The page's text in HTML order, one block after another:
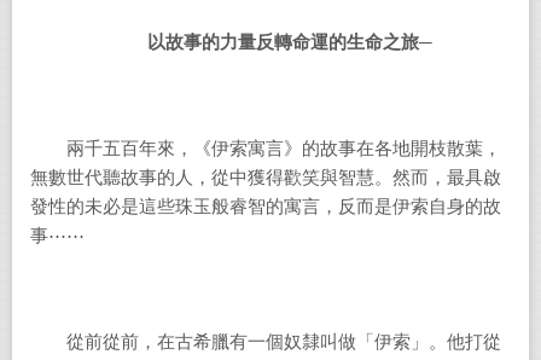
以故事的力量反轉命運的生命之旅─
兩千五百年來，《伊索寓言》的故事在各地開枝散葉，
無數世代聽故事的人，從中獲得歡笑與智慧。然而，最具啟
發性的未必是這些珠玉般睿智的寓言，反而是伊索自身的故
事⋯⋯
從前從前，在古希臘有一個奴隸叫做「伊索」。他打從